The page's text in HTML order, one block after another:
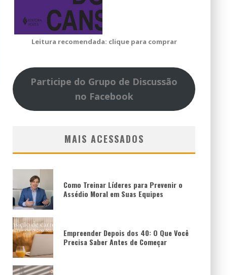
Leitura recomendada: clique para comprar
Participe do Grupo de Discussão
no Facebook
MAIS ACESSADOS
Como Treinar Líderes para Prevenir o
Assédio Moral em Suas Equipes
Empreender Depois dos 40: O Que Você
Precisa Saber Antes de Começar